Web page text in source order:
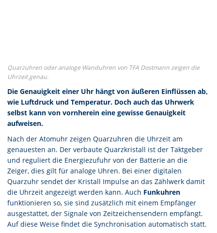
Quarzuhren oder analoge Wanduhren von TFA Dostmann zeigen die
Uhrzeit genau.
Die Genauigkeit einer Uhr hängt von äußeren Einflüssen ab,
wie Luftdruck und Temperatur. Doch auch das Uhrwerk
selbst kann von vornherein eine gewisse Genauigkeit
aufweisen.
Nach der Atomuhr zeigen Quarzuhren die Uhrzeit am
genauesten an. Der verbaute Quarzkristall ist der Taktgeber
und reguliert die Energiezufuhr von der Batterie an die
Zeiger, dies gilt für analoge Uhren. Bei einer digitalen
Quarzuhr sendet der Kristall Impulse an das Zählwerk damit
die Uhrzeit angezeigt werden kann. Auch Funkuhren
funktionieren so, sie sind zusätzlich mit einem Empfänger
ausgestattet, der Signale von Zeitzeichensendern empfängt.
Auf diese Weise findet die Synchronisation automatisch statt.